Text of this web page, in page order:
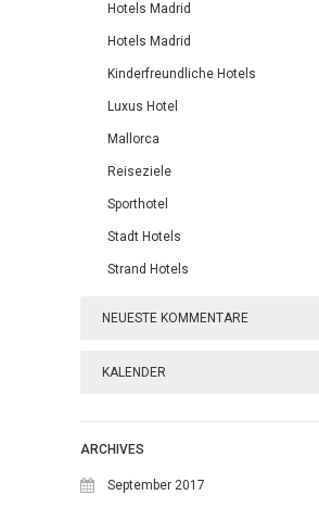
Hotels Madrid
Hotels Madrid
Kinderfreundliche Hotels
Luxus Hotel
Mallorca
Reiseziele
Sporthotel
Stadt Hotels
Strand Hotels
NEUESTE KOMMENTARE
KALENDER
ARCHIVES
September 2017